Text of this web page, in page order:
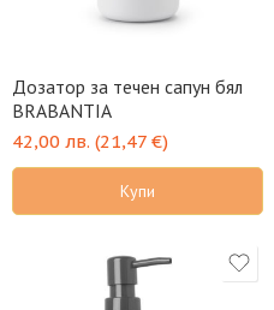
Дозатор за течен сапун бял
BRABANTIA
42,00 лв. (21,47 €)
Купи